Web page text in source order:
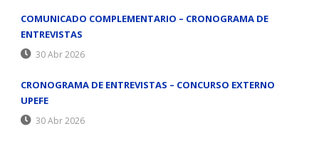
COMUNICADO COMPLEMENTARIO – CRONOGRAMA DE
ENTREVISTAS
30 Abr 2026
CRONOGRAMA DE ENTREVISTAS – CONCURSO EXTERNO
UPEFE
30 Abr 2026